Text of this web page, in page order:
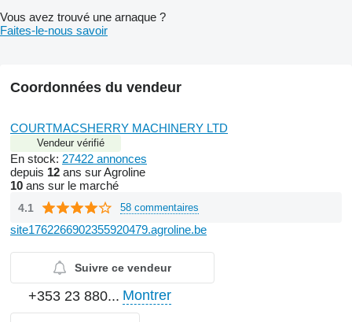
Vous avez trouvé une arnaque ?
Faites-le-nous savoir
Coordonnées du vendeur
COURTMACSHERRY MACHINERY LTD
Vendeur vérifié
En stock: 27422 annonces
depuis 12 ans sur Agroline
10 ans sur le marché
4.1 58 commentaires
site1762266902355920479.agroline.be
Suivre ce vendeur
+353 23 880... Montrer